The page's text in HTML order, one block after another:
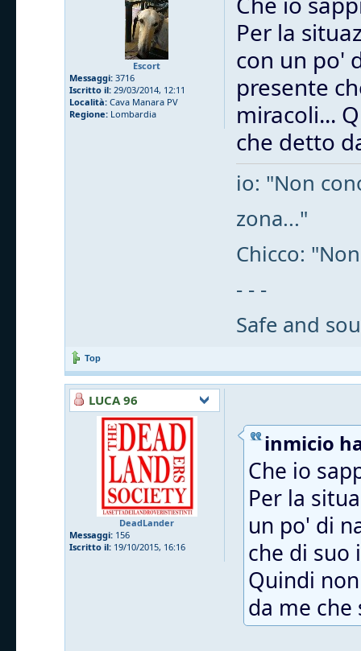
Escort
Messaggi: 3716
Iscritto il: 29/03/2014, 12:11
Località: Cava Manara PV
Regione: Lombardia
Per la
con un po'
presente
miracoli...
che detto
io: "Non
zona..."
Chicco:
- - -
Safe and
Top
LUCA 96
DeadLander
Messaggi: 156
Iscritto il: 19/10/2015, 16:16
inmicio
Che io
Per la
un po' di
che di suo
Quindi
da me